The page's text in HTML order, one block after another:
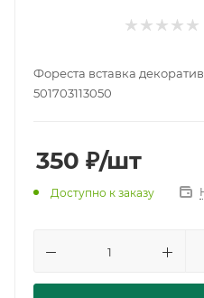
Фореста вставка
501703113050
350 ₽/шт
Доступно к заказу